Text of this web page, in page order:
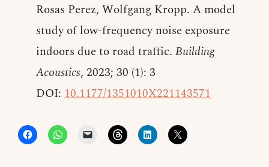
Rosas Perez, Wolfgang Kropp. A model
study of low-frequency noise exposure
indoors due to road traffic. Building
Acoustics, 2023; 30 (1): 3
DOI: 10.1177/1351010X221143571